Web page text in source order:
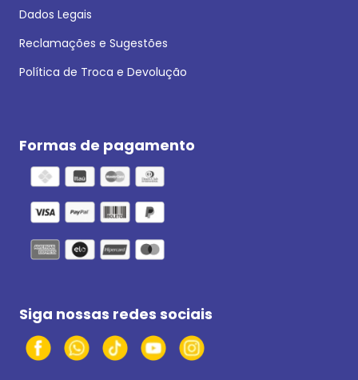
Dados Legais
Reclamações e Sugestões
Política de Troca e Devolução
Formas de pagamento
Siga nossas redes sociais